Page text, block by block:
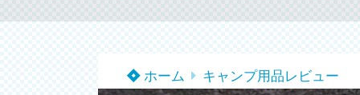
ホーム キャンプ用品レビュー